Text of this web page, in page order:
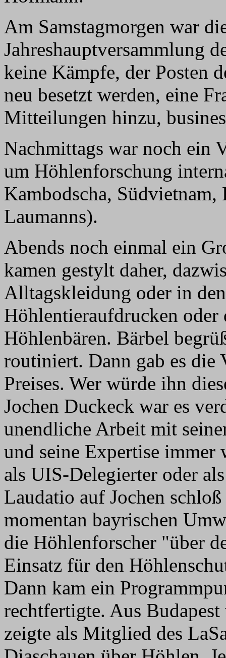
Am Samstagmorgen war
Jahreshauptversammlung
keine Kämpfe, der Posten
neu besetzt werden, eine
Mitteilungen hinzu,
Nachmittags war noch ein
um Höhlenforschung
Kambodscha,
Laumanns).
Abends noch einmal ein
kamen gestylt daher,
Alltagskleidung oder in
Höhlentieraufdrucken oder
Höhlenbären. Bärbel
routiniert. Dann gab es die
Preises. Wer würde ihn
Jochen Duckeck war es
unendliche Arbeit mit
und seine Expertise
als UIS-Delegierter oder
Laudatio auf Jochen
momentan bayrischen
die Höhlenforscher "über
Einsatz für den
Dann kam ein
rechtfertigte. Aus
zeigte als Mitglied des